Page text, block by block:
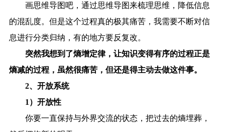
画思维导图吧，通过思维导图来梳理思维，降低信息
的混乱度。但是这个过程真的极其痛苦，我需要不断对信
息进行分类归纳，有的地方要反复改。
突然我想到了熵增定律，让知识变得有序的过程正是
熵减的过程，虽然很痛苦，但还是得主动去做这件事。
2、开放系统
1）开放性
你要一直保持与外界交流的状态，把过去的熵埋葬，